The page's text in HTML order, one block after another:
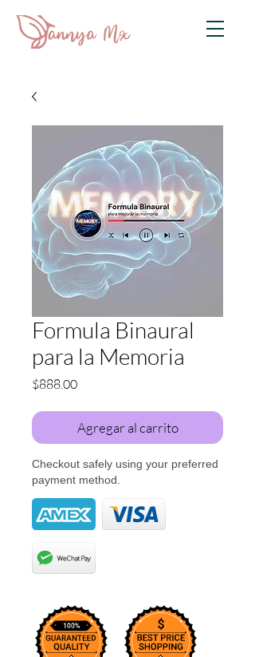
Formula Binaural
para la Memoria
$888.00Precio
Agregar al carrito
Checkout safely using your preferred
payment method.